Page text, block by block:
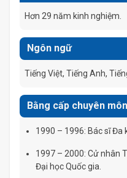
Hơn 29 năm kinh nghiệm.
Ngôn ngữ
Tiếng Việt, Tiếng Anh,
Bằng cấp chuyên môn
1990 – 1996: Bác sĩ Đa
1997 – 2000: Cử nhân
Đại học Quốc gia.